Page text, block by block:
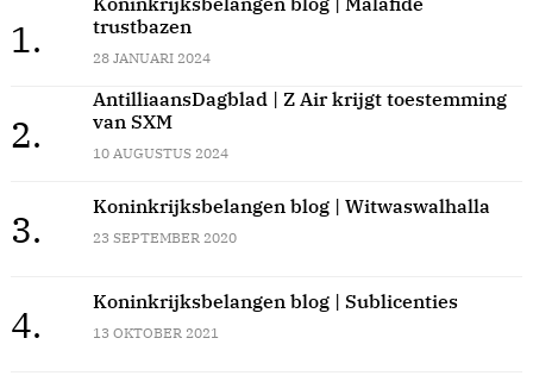
1.
trustbazen
28 JANUARI 2024
2.
AntilliaansDagblad | Z Air krijgt toestemming
van SXM
10 AUGUSTUS 2024
3.
Koninkrijksbelangen blog | Witwaswalhalla
23 SEPTEMBER 2020
4.
Koninkrijksbelangen blog | Sublicenties
13 OKTOBER 2021